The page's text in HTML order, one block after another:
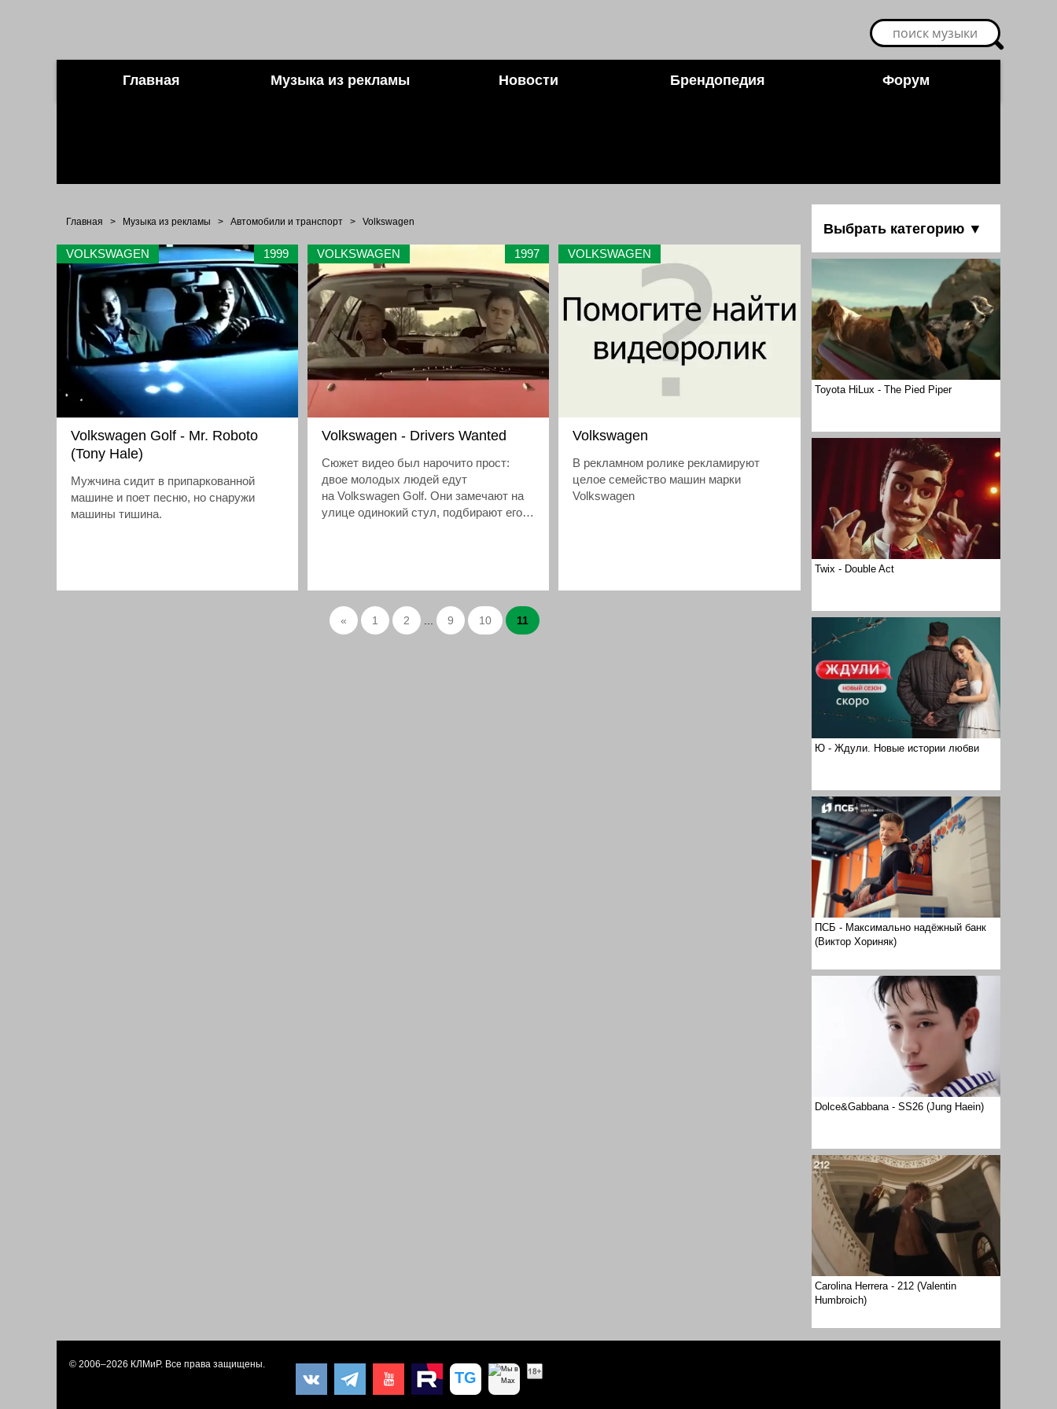
Главная Музыка из рекламы Новости Брендопедия Форум
Выбрать категорию ▼
Toyota HiLux - The Pied Piper
Twix - Double Act
Ю - Ждули. Новые истории любви
ПСБ - Максимально надёжный банк
(Виктор Хориняк)
Dolce&Gabbana - SS26 (Jung Haein)
Carolina Herrera - 212 (Valentin
Humbroich)
Главная > Музыка из рекламы > Автомобили и транспорт > Volkswagen
VOLKSWAGEN 1999
Volkswagen Golf - Mr. Roboto
(Tony Hale)
Мужчина сидит в припаркованной
машине и поет песню, но снаружи
машины тишина.
VOLKSWAGEN 1997
Volkswagen - Drivers Wanted
Сюжет видео был нарочито прост:
двое молодых людей едут
на Volkswagen Golf. Они замечают на
улице одинокий стул, подбирают его,
VOLKSWAGEN
Volkswagen
В рекламном ролике рекламируют
целое семейство машин марки
Volkswagen
« 1 2 9 10 11
© 2006–2026 КЛМиP. Все права защищены.